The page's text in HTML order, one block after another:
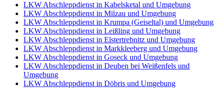
LKW Abschleppdienst in Kabelsketal und Umgebung
LKW Abschleppdienst in Milzau und Umgebung
LKW Abschleppdienst in Krumpa (Geiseltal) und Umgebung
LKW Abschleppdienst in Leißling und Umgebung
LKW Abschleppdienst in Elstertrebnitz und Umgebung
LKW Abschleppdienst in Markkleeberg und Umgebung
LKW Abschleppdienst in Goseck und Umgebung
LKW Abschleppdienst in Deuben bei Weißenfels und
Umgebung
LKW Abschleppdienst in Döbris und Umgebung